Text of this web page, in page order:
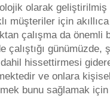
olarak geliştirilmiş
müşteriler için
çalışma da önemli
çalıştığı günümüzde,
hissettirmesi
ve onlara
bunu sağlamak